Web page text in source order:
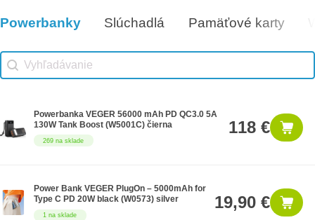
7 na sklade
Vhodné príslušenstvo
Powerbanky Slúchadlá Pamäťové karty
Vhodné príslušenstvo search
Search content
269 na sklade
Powerbanka VEGER 56000 mAh PD QC3.0 5A
130W Tank Boost (W5001C) čierna
118 €
1 na sklade
Power Bank VEGER PlugOn – 5000mAh for
Type C PD 20W black (W0573) silver
19,90 €